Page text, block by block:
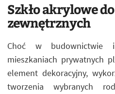
Szkło akrylowe
zewnętrznych
Choć w budownictwie
mieszkaniach prywatnych
element dekoracyjny,
tworzenia wybranych